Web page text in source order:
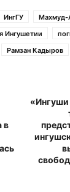
ИнгГУ
Махмуд-
Ингушетии
Рамзан Кадыров
в